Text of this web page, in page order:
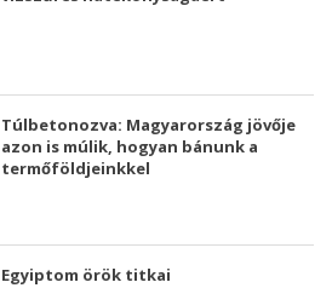
Túlbetonozva: Magyarország jövője
azon is múlik, hogyan bánunk a
termőföldjeinkkel
Egyiptom örök titkai